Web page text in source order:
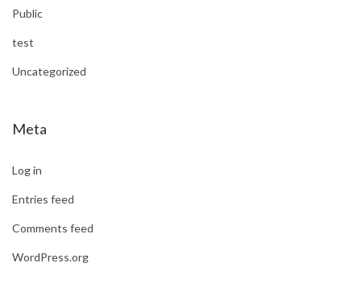
Public
test
Uncategorized
Meta
Log in
Entries feed
Comments feed
WordPress.org